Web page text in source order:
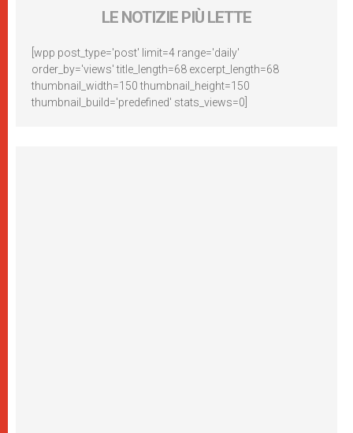
LE NOTIZIE PIÙ LETTE
[wpp post_type='post' limit=4 range='daily'
order_by='views' title_length=68 excerpt_length=68
thumbnail_width=150 thumbnail_height=150
thumbnail_build='predefined' stats_views=0]